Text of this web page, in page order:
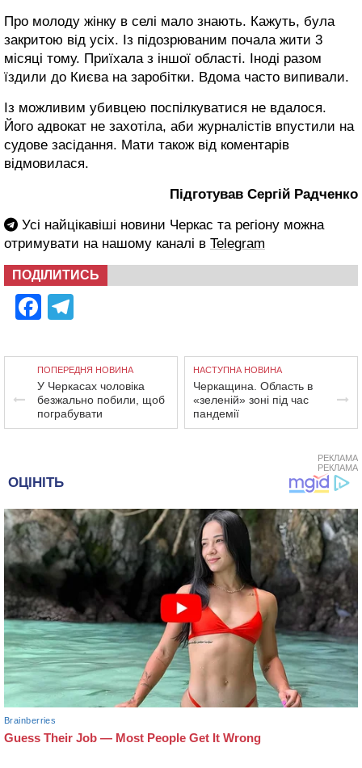
Про молоду жінку в селі мало знають. Кажуть, була
закритою від усіх. Із підозрюваним почала жити 3
місяці тому. Приїхала з іншої області. Іноді разом
їздили до Києва на заробітки. Вдома часто випивали.
Із можливим убивцею поспілкуватися не вдалося.
Його адвокат не захотіла, аби журналістів впустили на
судове засідання. Мати також від коментарів
відмовилася.
Підготував Сергій Радченко
Усі найцікавіші новини Черкас та регіону можна
отримувати на нашому каналі в Telegram
ПОДІЛИТИСЬ
Facebook
ПОПЕРЕДНЯ НОВИНА
У Черкасах чоловіка
безжально побили, щоб
пограбувати
НАСТУПНА НОВИНА
Черкащина. Область в
«зеленій» зоні під час
пандемії
РЕКЛАМА
РЕКЛАМА